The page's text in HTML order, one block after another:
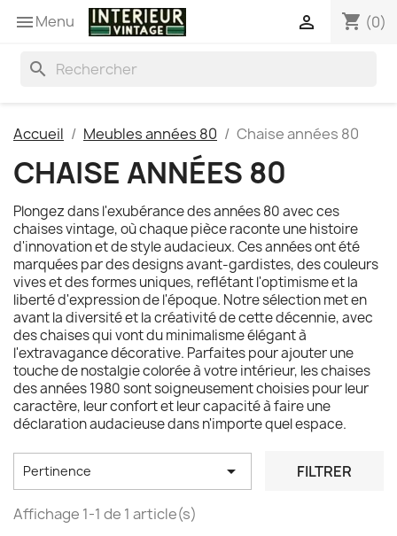
Menu shopping_cart (0)

search
Accueil Meubles années 80 Chaise années 80
CHAISE ANNÉES 80
Plongez dans l'exubérance des années 80 avec ces
chaises vintage, où chaque pièce raconte une histoire
d'innovation et de style audacieux. Ces années ont été
marquées par des designs avant-gardistes, des couleurs
vives et des formes uniques, reflétant l'optimisme et la
liberté d'expression de l'époque. Notre sélection met en
avant la diversité et la créativité de cette décennie, avec
des chaises qui vont du minimalisme élégant à
l'extravagance décorative. Parfaites pour ajouter une
touche de nostalgie colorée à votre intérieur, les chaises
des années 1980 sont soigneusement choisies pour leur
caractère, leur confort et leur capacité à faire une
déclaration audacieuse dans n'importe quel espace.
Pertinence  FILTRER
Affichage 1-1 de 1 article(s)